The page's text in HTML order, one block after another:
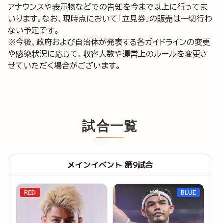
アナウンスや表示物などでの告知を今まで以上に行ってま
いります。なお、現時点において「立見券」の販売は一切行わ
ない予定です。
※今後、政府および自治体が発表する各ガイドラインの変更
や感染状況に応じて、収容人数や運営上のルールを変更さ
せていただく場合がございます。
試合一覧
メインイベント 第9試合
RED BLUE